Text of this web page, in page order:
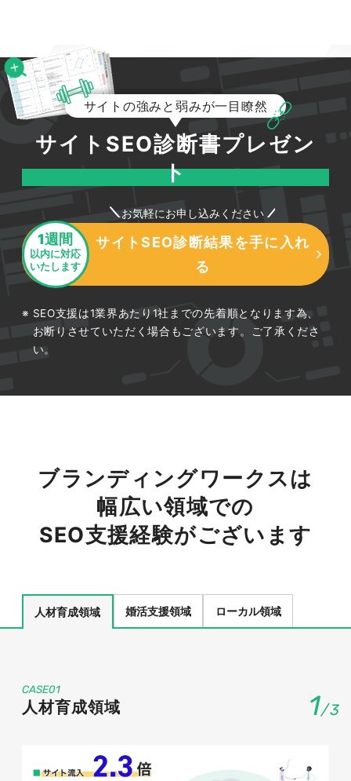
サイトの強みと弱みが一目瞭然
サイトSEO診断書プレゼン
ト
お気軽にお申し込みください
1週間
以内に対応
いたします
サイトSEO診断結果を手に入れ
る
SEO支援は1業界あたり1社までの先着順となります為、
お断りさせていただく場合もございます。ご了承くださ
い。
ブランディングワークスは
幅広い領域での
SEO支援経験がございます
人材育成領域 婚活支援領域 ローカル領域
1/3
CASE01
人材育成領域